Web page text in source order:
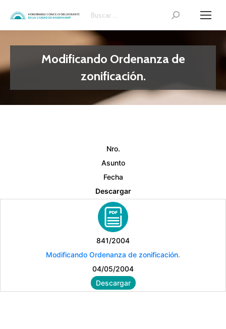
Search:
Modificando Ordenanza de
zonificación.
Nro.
Asunto
Fecha
Descargar
841/2004
Modificando Ordenanza de zonificación.
04/05/2004
Descargar